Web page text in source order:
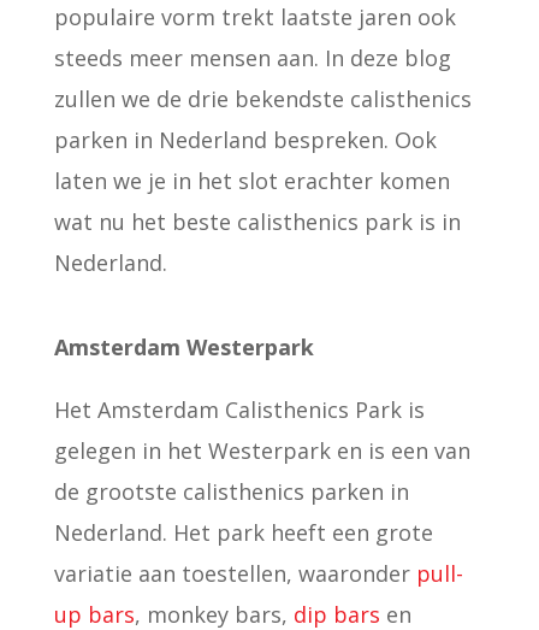
populaire vorm trekt laatste jaren ook
steeds meer mensen aan. In deze blog
zullen we de drie bekendste calisthenics
parken in Nederland bespreken. Ook
laten we je in het slot erachter komen
wat nu het beste calisthenics park is in
Nederland.
Amsterdam Westerpark
Het Amsterdam Calisthenics Park is
gelegen in het Westerpark en is een van
de grootste calisthenics parken in
Nederland. Het park heeft een grote
variatie aan toestellen, waaronder pull-
up bars, monkey bars, dip bars en